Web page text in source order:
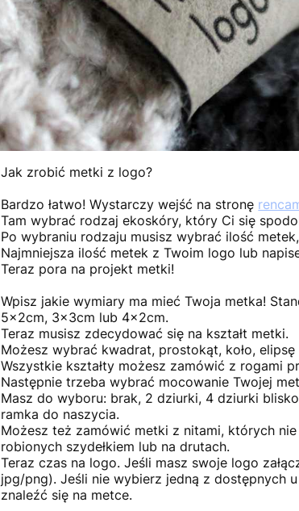
Jak zrobić metki z logo?
Bardzo łatwo! Wystarczy wejść na stronę
Tam wybrać rodzaj ekoskóry, który Ci się
Po wybraniu rodzaju musisz wybrać ilość
Najmniejsza ilość metek z Twoim logo lub
Teraz pora na projekt metki!
Wpisz jakie wymiary ma mieć Twoja metka!
5x2cm, 3x3cm lub 4x2cm.
Teraz musisz zdecydować się na kształt metki.
Możesz wybrać kwadrat, prostokąt, koło, elipsę
Wszystkie kształty możesz zamówić z rogami
Następnie trzeba wybrać mocowanie Twojej
Masz do wyboru: brak, 2 dziurki, 4 dziurki
ramka do naszycia.
Możesz też zamówić metki z nitami, których
robionych szydełkiem lub na drutach.
Teraz czas na logo. Jeśli masz swoje logo
jpg/png). Jeśli nie wybierz jedną z dostępnych
znaleźć się na metce.